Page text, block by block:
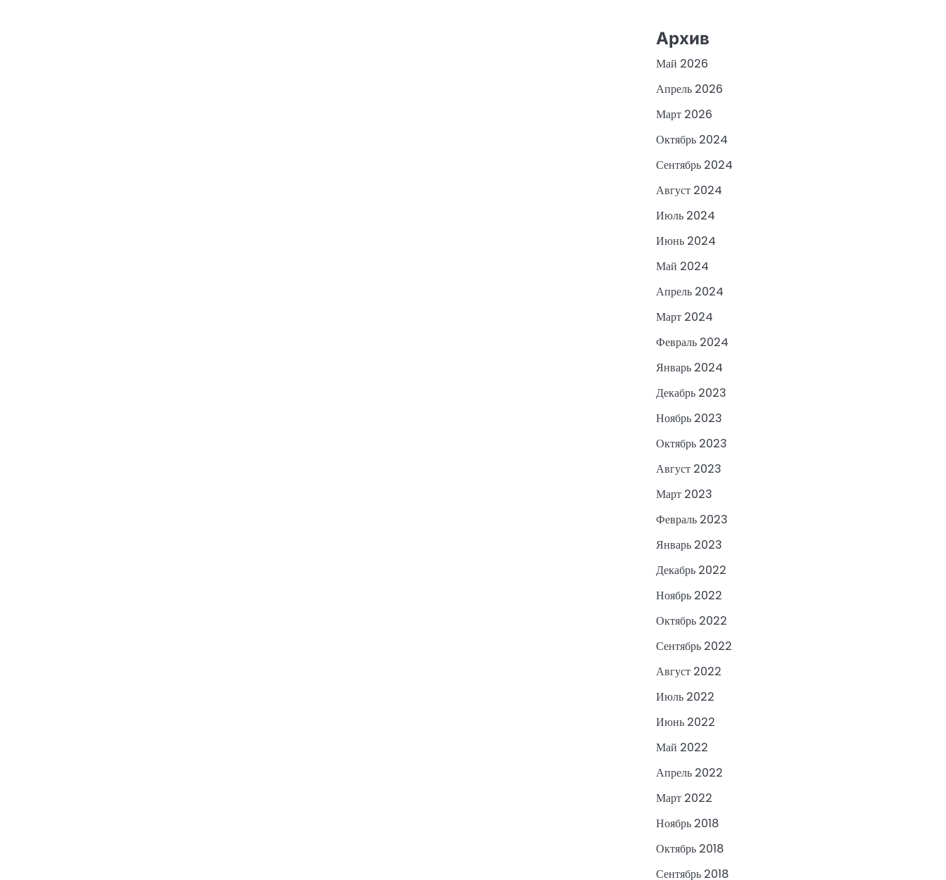
Архив
Май 2026
Апрель 2026
Март 2026
Октябрь 2024
Сентябрь 2024
Август 2024
Июль 2024
Июнь 2024
Май 2024
Апрель 2024
Март 2024
Февраль 2024
Январь 2024
Декабрь 2023
Ноябрь 2023
Октябрь 2023
Август 2023
Март 2023
Февраль 2023
Январь 2023
Декабрь 2022
Ноябрь 2022
Октябрь 2022
Сентябрь 2022
Август 2022
Июль 2022
Июнь 2022
Май 2022
Апрель 2022
Март 2022
Ноябрь 2018
Октябрь 2018
Сентябрь 2018